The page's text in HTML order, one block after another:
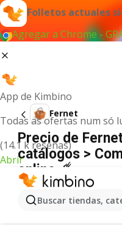
Folletos actuales
Agregar a Chrome -
App de Kimbino
Todas as ofertas num só
(14.1 k reseñas)
Abrir
Buscar tiendas,
Fernet
Precio de
catálogos >
online ☄️
No hemos
término.